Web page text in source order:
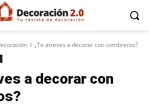
¿Te atreves a decorar con sombreros?
a decorar con